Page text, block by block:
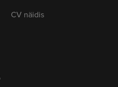
CV näidis